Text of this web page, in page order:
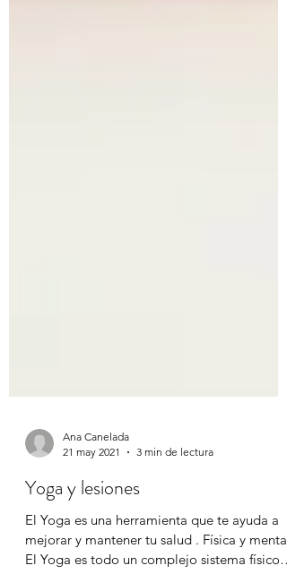
Ana Canelada
21 may 2021
3 min de lectura
Yoga y lesiones
El Yoga es una herramienta que te ayuda a